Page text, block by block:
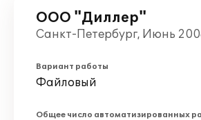
ООО "Диллер"
Санкт-Петербург, Июнь
Вариант работы
Файловый
Общее число автоматизированных